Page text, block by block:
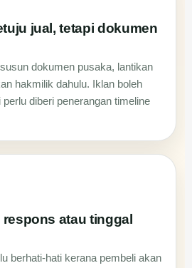
jual, tetapi dokumen
dokumen pusaka, lantikan
hakmilik dahulu. Iklan boleh
diberi penerangan timeline
atau tinggal
berhati-hati kerana pembeli akan